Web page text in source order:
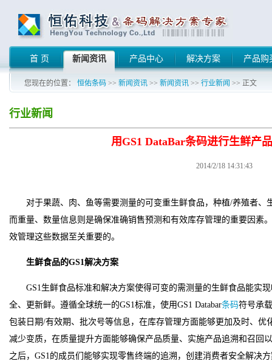
首 页 新闻资讯 产品中心 解决方案 产品购
您现在的位置： 恒佑条码 >> 新闻资讯 >> 新闻资讯 >> 行业新闻 >> 正文
行业新闻
用GS1 DataBar条码进行生鲜产
2014/2/18 14:31:43
对于果蔬、肉、鱼等需要测量的可变重生鲜食品，种植/养殖者
而重量、数量信息则是确保准确销售预测和有效库存管理的重要因素
效管理这些数据至关重要的。
生鲜食品的GS1解决方案
GS1生鲜食品标准和解决方案使得可变的需测量的生鲜食品能实
全、更新鲜。遵循全球统一的GS1标准，使用GS1 Databar条码符号承
包装日期/有效期、批次号等信息，在库存管理方面能够更加及时、优
减少变质，在质量提升方面能够确保产品质量、实施产品追溯和召回
之后，GS1的成员们能够实现零售终端的追溯，创建消费者安全解决